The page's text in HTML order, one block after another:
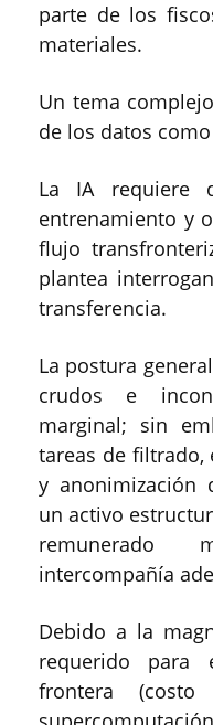
parte de los
materiales.
Un tema
de los datos
La IA requiere
entrenamiento y
flujo
plantea
transferencia.
La postura
crudos e
marginal; sin
tareas de filtrado,
y anonimización
un activo
remunerado
intercompañía
Debido a la
requerido
frontera